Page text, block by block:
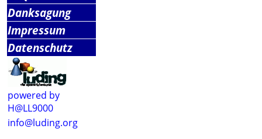
Danksagung
Impressum
Datenschutz
powered by
H@LL9000
info@luding.org